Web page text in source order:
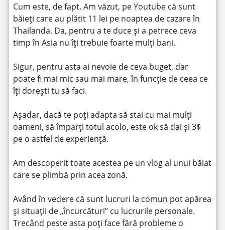
Cum este, de fapt. Am văzut, pe Youtube că sunt
băieți care au plătit 11 lei pe noaptea de cazare în
Thailanda. Da, pentru a te duce și a petrece ceva
timp în Asia nu îți trebuie foarte mulți bani.
Sigur, pentru asta ai nevoie de ceva buget, dar
poate fi mai mic sau mai mare, în funcție de ceea ce
îți dorești tu să faci.
Așadar, dacă te poți adapta să stai cu mai mulți
oameni, să împarți totul acolo, este ok să dai și 3$
pe o astfel de experiență.
Am descoperit toate acestea pe un vlog al unui băiat
care se plimbă prin acea zonă.
Având în vedere că sunt lucruri la comun pot apărea
și situații de „încurcături” cu lucrurile personale.
Trecând peste asta poți face fără probleme o